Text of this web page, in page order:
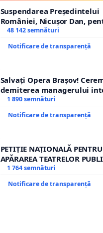
Suspendarea Președintelui
României, Nicușor Dan,
de funcție și discreditarea
48 142 semnături
Notificare de transparență
Salvați Opera Brașov!
demiterea managerului
Petrean Lucian-Marius!
1 890 semnături
Notificare de transparență
PETIȚIE NAȚIONALĂ PENTRU
APĂRAREA TEATRELOR
REPERTORIU DIN ROMÂNIA
1 764 semnături
Notificare de transparență